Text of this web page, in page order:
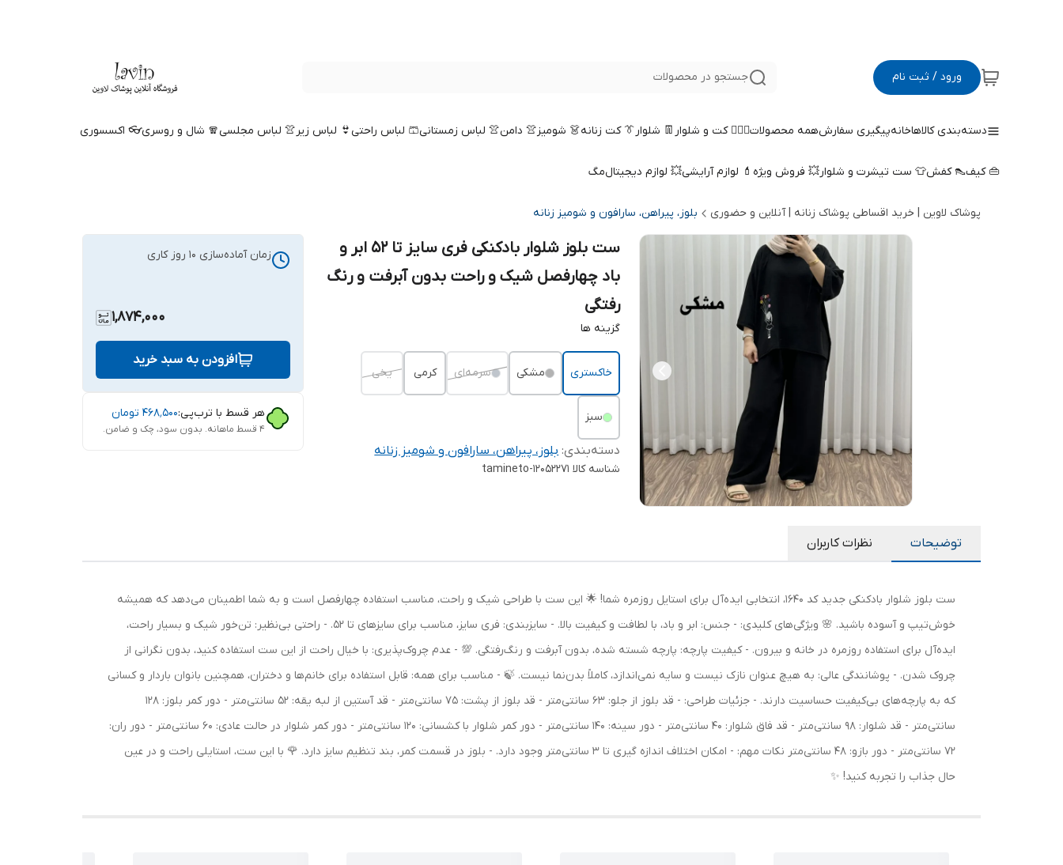
ورود / ثبت نام جستجو در محصولات
دسته‌بندی کالاهاخانهپیگیری سفارشهمه محصولات🤵🏻‍♀️ کت و شلوار 👖 شلوار👔 کت زنانه👗 شومیز👚 دامن👚 لباس زمستانی🩳 لباس راحتی👙 لباس زیر👚 لباس مجلسی🧣 شال و روسری👓 اکسسوری
👜 کیف👠 کفش👕 ست تیشرت و شلوار💥 فروش ویژه 💄 لوازم آرایشی💥 لوازم دیجیتالمگ
پوشاک لاوین | خرید اقساطی پوشاک زنانه | آنلاین و حضوری بلوز، پیراهن، سارافون و شومیز زنانه
ست بلوز شلوار بادکنکی فری سایز تا 52 ابر و
باد چهارفصل شیک و راحت بدون آبرفت و رنگ
رفتگی
گزینه ها
خاکستری مشکی سرمه‌ای کرمی یخی
سبز
دسته‌بندی:بلوز، پیراهن، سارافون و شومیز زنانه
شناسه کالا tamineto-12052271
زمان آماده‌سازی 10 روز کاری
1,874,000
افزودن به سبد خرید
هر قسط با ترب‌پی:۴۶۸٬۵۰۰ تومان
۴ قسط ماهانه. بدون سود، چک و ضامن.
توضیحات نظرات کاربران
ست بلوز شلوار بادکنکی جدید کد 1640، انتخابی ایده‌آل برای استایل روزمره شما! 🌟 این ست با طراحی شیک و راحت، مناسب استفاده چهارفصل است و به شما اطمینان می‌دهد که همیشه
خوش‌تیپ و آسوده باشید. 🌸 ویژگی‌های کلیدی: - جنس: ابر و باد، با لطافت و کیفیت بالا. - سایزبندی: فری سایز، مناسب برای سایزهای تا 52. - راحتی بی‌نظیر: تن‌خور شیک و بسیار راحت،
ایده‌آل برای استفاده روزمره در خانه و بیرون. - کیفیت پارچه: پارچه شسته شده، بدون آبرفت و رنگ‌رفتگی. 💯 - عدم چروک‌پذیری: با خیال راحت از این ست استفاده کنید، بدون نگرانی از
چروک شدن. - پوشانندگی عالی: به هیچ عنوان نازک نیست و سایه نمی‌اندازد، کاملاً بدن‌نما نیست. 🍃 - مناسب برای همه: قابل استفاده برای خانم‌ها و دختران، همچنین بانوان باردار و کسانی
که به پارچه‌های بی‌کیفیت حساسیت دارند. - جزئیات طراحی: - قد بلوز از جلو: 63 سانتی‌متر - قد بلوز از پشت: 75 سانتی‌متر - قد آستین از لبه یقه: 52 سانتی‌متر - دور کمر بلوز: 128
سانتی‌متر - قد شلوار: 98 سانتی‌متر - قد فاق شلوار: 40 سانتی‌متر - دور سینه: 140 سانتی‌متر - دور کمر شلوار با کشسانی: 120 سانتی‌متر - دور کمر شلوار در حالت عادی: 60 سانتی‌متر - دور ران:
72 سانتی‌متر - دور بازو: 48 سانتی‌متر نکات مهم: - امکان اختلاف اندازه گیری تا 3 سانتی‌متر وجود دارد. - بلوز در قسمت کمر، بند تنظیم سایز دارد. 🌹 با این ست، استایلی راحت و در عین
حال جذاب را تجربه کنید! ✨